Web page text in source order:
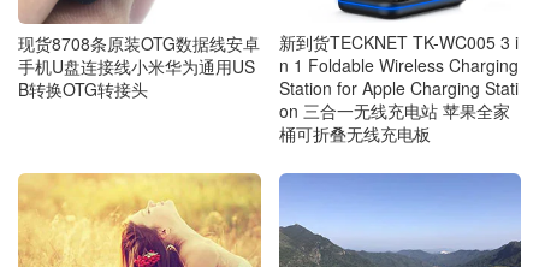
现货8708条原装OTG数据线安卓
手机U盘连接线小米华为通用US
B转换OTG转接头
新到货TECKNET TK-WC005 3 i
n 1 Foldable Wireless Charging
Station for Apple Charging Stati
on 三合一无线充电站 苹果全家
桶可折叠无线充电板